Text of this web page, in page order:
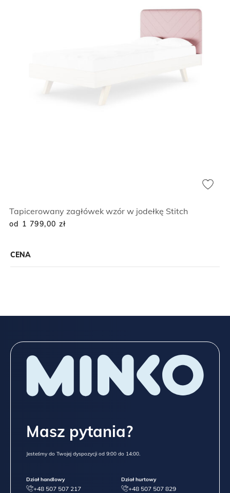
CENA
Tapicerowany zagłówek wzór w jodełkę Stitch
od 1 799,00 zł
Masz pytania?
Jesteśmy do Twojej dyspozycji od 9:00 do 14:00.
Dział handlowy
+48 507 507 217
Dział hurtowy
+48 507 507 829